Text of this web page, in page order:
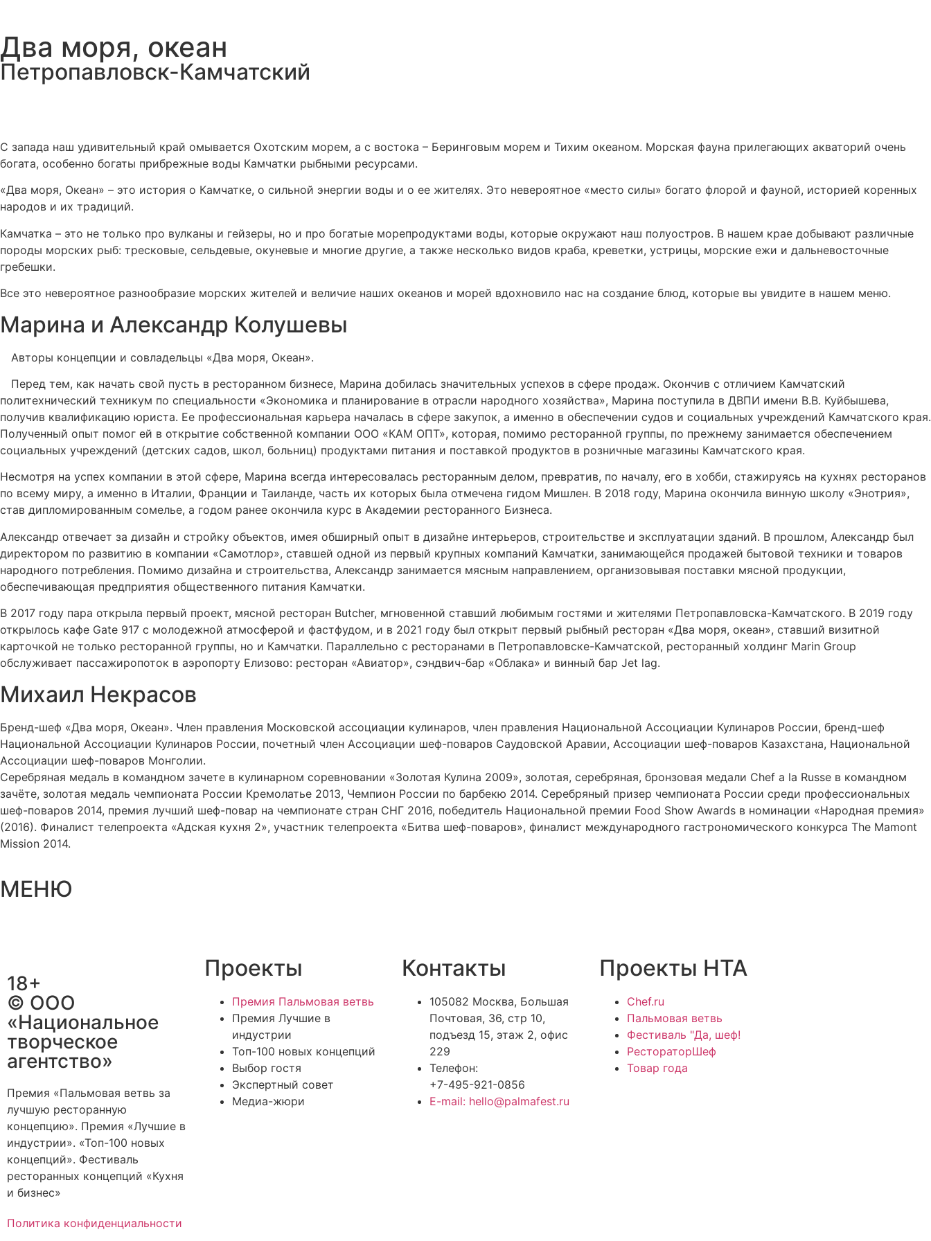
Два моря, океан
Петропавловск-Камчатский
С запада наш удивительный край омывается Охотским морем, а с востока – Беринговым морем и Тихим океаном. Морская фауна прилегающих акваторий очень
богата, особенно богаты прибрежные воды Камчатки рыбными ресурсами.
«Два моря, Океан» – это история о Камчатке, о сильной энергии воды и о ее жителях. Это невероятное «место силы» богато флорой и фауной, историей коренных
народов и их традиций.
Камчатка – это не только про вулканы и гейзеры, но и про богатые морепродуктами воды, которые окружают наш полуостров. В нашем крае добывают различные
породы морских рыб: тресковые, сельдевые, окуневые и многие другие, а также несколько видов краба, креветки, устрицы, морские ежи и дальневосточные
гребешки.
Все это невероятное разнообразие морских жителей и величие наших океанов и морей вдохновило нас на создание блюд, которые вы увидите в нашем меню.
Марина и Александр Колушевы
Авторы концепции и совладельцы «Два моря, Океан».
Перед тем, как начать свой пусть в ресторанном бизнесе, Марина добилась значительных успехов в сфере продаж. Окончив с отличием Камчатский
политехнический техникум по специальности «Экономика и планирование в отрасли народного хозяйства», Марина поступила в ДВПИ имени В.В. Куйбышева,
получив квалификацию юриста. Ее профессиональная карьера началась в сфере закупок, а именно в обеспечении судов и социальных учреждений Камчатского края.
Полученный опыт помог ей в открытие собственной компании ООО «КАМ ОПТ», которая, помимо ресторанной группы, по прежнему занимается обеспечением
социальных учреждений (детских садов, школ, больниц) продуктами питания и поставкой продуктов в розничные магазины Камчатского края.
Несмотря на успех компании в этой сфере, Марина всегда интересовалась ресторанным делом, превратив, по началу, его в хобби, стажируясь на кухнях ресторанов
по всему миру, а именно в Италии, Франции и Таиланде, часть их которых была отмечена гидом Мишлен. В 2018 году, Марина окончила винную школу «Энотрия»,
став дипломированным сомелье, а годом ранее окончила курс в Академии ресторанного Бизнеса.
Александр отвечает за дизайн и стройку объектов, имея обширный опыт в дизайне интерьеров, строительстве и эксплуатации зданий. В прошлом, Александр был
директором по развитию в компании «Самотлор», ставшей одной из первый крупных компаний Камчатки, занимающейся продажей бытовой техники и товаров
народного потребления. Помимо дизайна и строительства, Александр занимается мясным направлением, организовывая поставки мясной продукции,
обеспечивающая предприятия общественного питания Камчатки.
В 2017 году пара открыла первый проект, мясной ресторан Butcher, мгновенной ставший любимым гостями и жителями Петропавловска-Камчатского. В 2019 году
открылось кафе Gate 917 с молодежной атмосферой и фастфудом, и в 2021 году был открыт первый рыбный ресторан «Два моря, океан», ставший визитной
карточкой не только ресторанной группы, но и Камчатки. Параллельно с ресторанами в Петропавловске-Камчатской, ресторанный холдинг Marin Group
обслуживает пассажиропоток в аэропорту Елизово: ресторан «Авиатор», сэндвич-бар «Облака» и винный бар Jet lag.
Михаил Некрасов
Бренд-шеф «Два моря, Океан». Член правления Московской ассоциации кулинаров, член правления Национальной Ассоциации Кулинаров России, бренд-шеф
Национальной Ассоциации Кулинаров России, почетный член Ассоциации шеф-поваров Саудовской Аравии, Ассоциации шеф-поваров Казахстана, Национальной
Ассоциации шеф-поваров Монголии.
Серебряная медаль в командном зачете в кулинарном соревновании «Золотая Кулина 2009», золотая, серебряная, бронзовая медали Chef a la Russe в командном
зачёте, золотая медаль чемпионата России Кремолатье 2013, Чемпион России по барбекю 2014. Серебряный призер чемпионата России среди профессиональных
шеф-поваров 2014, премия лучший шеф-повар на чемпионате стран СНГ 2016, победитель Национальной премии Food Show Awards в номинации «Народная премия»
(2016). Финалист телепроекта «Адская кухня 2», участник телепроекта «Битва шеф-поваров», финалист международного гастрономического конкурса The Mamont
Mission 2014.
МЕНЮ
18+
© ООО
«Национальное
творческое
агентство»
Премия «Пальмовая ветвь за
лучшую ресторанную
концепцию». Премия «Лучшие в
индустрии». «Топ-100 новых
концепций». Фестиваль
ресторанных концепций «Кухня
и бизнес»
Политика конфиденциальности
Проекты
Премия Пальмовая ветвь
Премия Лучшие в
индустрии
Топ-100 новых концепций
Выбор гостя
Экспертный совет
Медиа-жюри
Контакты
105082 Москва, Большая
Почтовая, 36, стр 10,
подъезд 15, этаж 2, офис
229
Телефон:
+7-495-921-0856
E-mail: hello@palmafest.ru
Проекты НТА
Chef.ru
Пальмовая ветвь
Фестиваль "Да, шеф!
РестораторШеф
Товар года